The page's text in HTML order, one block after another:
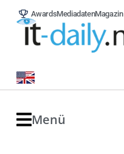
AwardsMediadatenMagazin
Menü